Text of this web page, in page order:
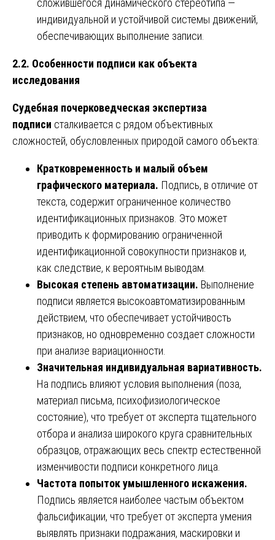
сложившегося динамического стереотипа —
индивидуальной и устойчивой системы движений,
обеспечивающих выполнение записи.
2.2. Особенности подписи как объекта
исследования
Судебная почерковедческая экспертиза
подписи сталкивается с рядом объективных
сложностей, обусловленных природой самого объекта:
Кратковременность и малый объем
графического материала. Подпись, в отличие от
текста, содержит ограниченное количество
идентификационных признаков. Это может
приводить к формированию ограниченной
идентификационной совокупности признаков и,
как следствие, к вероятным выводам.
Высокая степень автоматизации. Выполнение
подписи является высокоавтоматизированным
действием, что обеспечивает устойчивость
признаков, но одновременно создает сложности
при анализе вариационности.
Значительная индивидуальная вариативность.
На подпись влияют условия выполнения (поза,
материал письма, психофизиологическое
состояние), что требует от эксперта тщательного
отбора и анализа широкого круга сравнительных
образцов, отражающих весь спектр естественной
изменчивости подписи конкретного лица.
Частота попыток умышленного искажения.
Подпись является наиболее частым объектом
фальсификации, что требует от эксперта умения
выявлять признаки подражания, маскировки и